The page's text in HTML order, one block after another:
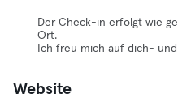
Der Check-in erfolgt wie
Ort.
Ich freu mich auf dich-
Website